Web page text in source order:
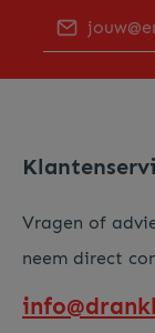
Vragen of
neem direct